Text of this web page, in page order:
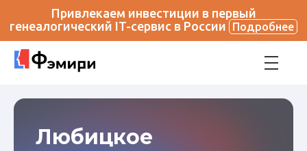
Привлекаем инвестиции в первый
генеалогический IT-сервис в России
Подробнее
Любицкое